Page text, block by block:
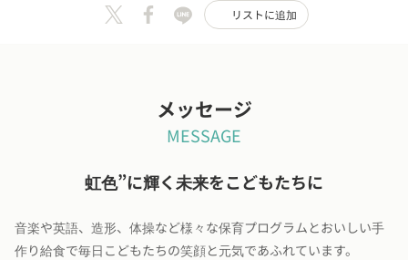
リストに追加
メッセージ
MESSAGE
虹色”に輝く未来をこどもたちに
音楽や英語、造形、体操など様々な保育プログラムとおいしい手
作り給食で毎日こどもたちの笑顔と元気であふれています。